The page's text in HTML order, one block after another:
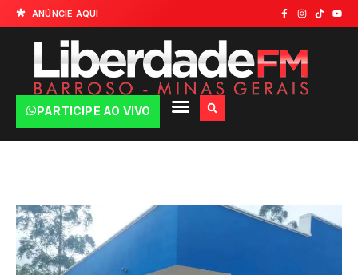
ANÚNCIE AQUI
PARTICIPE AO VIVO